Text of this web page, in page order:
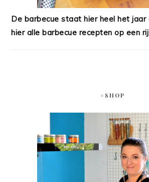
De barbecue staat hier heel het jaar
hier alle barbecue recepten op een
#SHOP